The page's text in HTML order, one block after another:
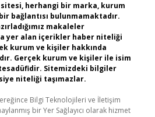
herhangi bir marka, kurum
bağlantısı bulunmamaktadır.
makaleler
yer alan içerikler haber niteliği
kurum ve kişiler hakkında
Gerçek kurum ve kişiler ile isim
Sitemizdeki bilgiler
niteliği taşımazlar.
Bilgi Teknolojileri ve İletişim
bir Yer Sağlayıcı olarak hizmet